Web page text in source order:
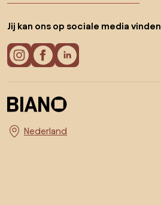
Jij kan ons op sociale media vinden
Kies land